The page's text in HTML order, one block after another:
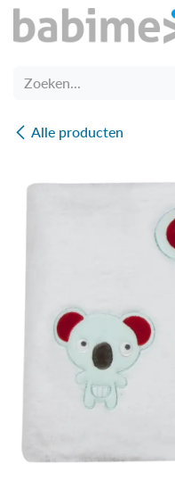
Overslaan naar inhoud
Alle producten